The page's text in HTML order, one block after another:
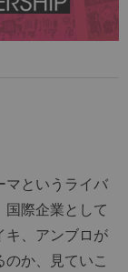
マというライバ
国際企業として
キ、アンブロが
か、見ていこ